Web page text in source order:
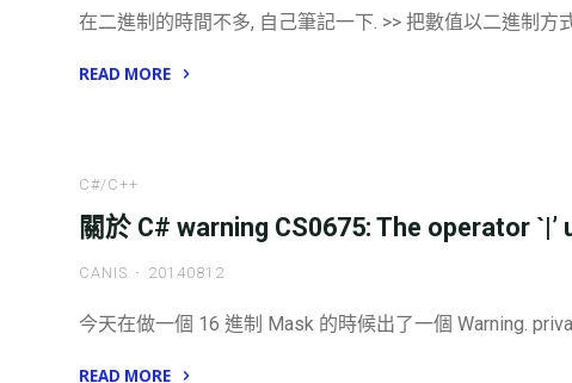
在二進制的時間不多, 自己筆記一下. >> 把數值以二進制方
READ MORE
2
進
算
C#/C++
關於 C# warning CS0675: The operator
CANIS 20140812
今天在做一個 16 進制 Mask 的時候出了一個 Warning.
READ MORE